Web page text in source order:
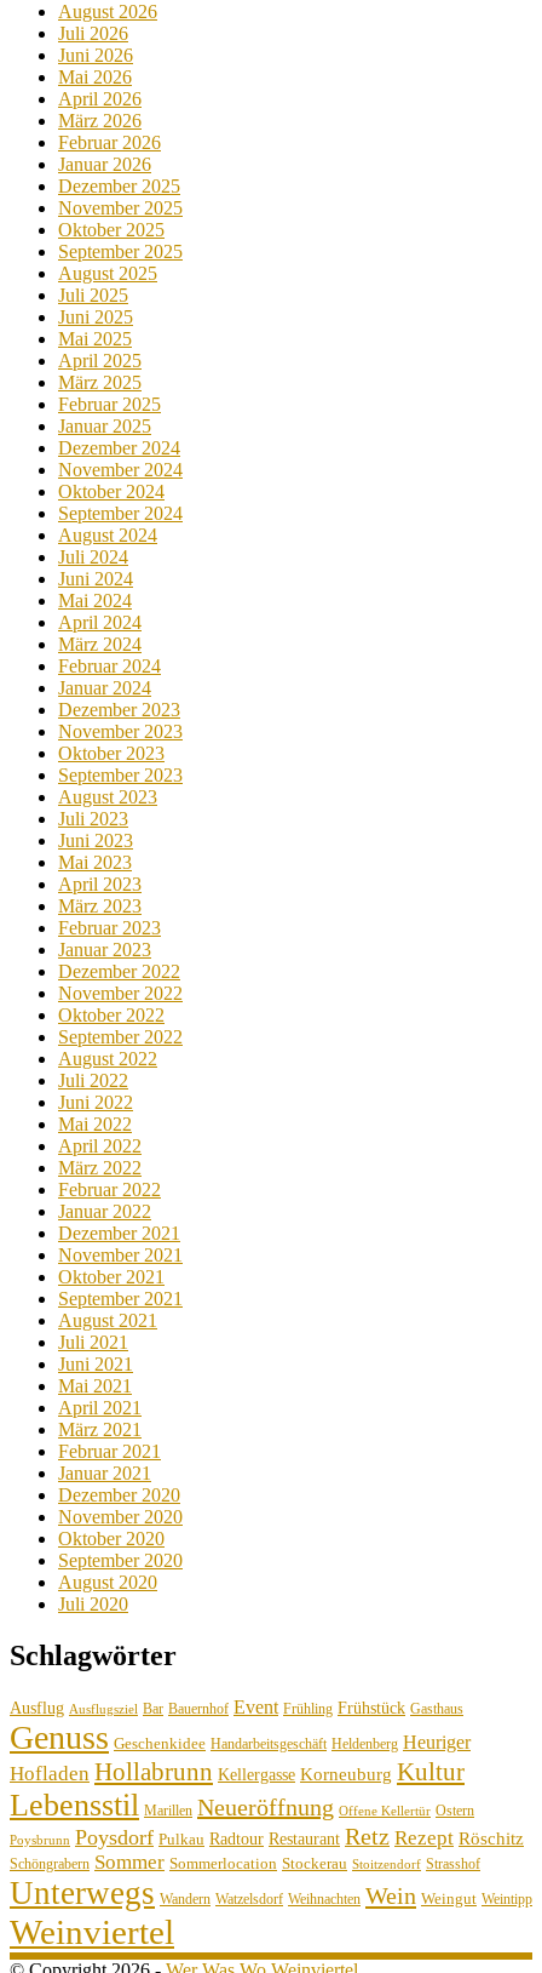
August 2026
Juli 2026
Juni 2026
Mai 2026
April 2026
März 2026
Februar 2026
Januar 2026
Dezember 2025
November 2025
Oktober 2025
September 2025
August 2025
Juli 2025
Juni 2025
Mai 2025
April 2025
März 2025
Februar 2025
Januar 2025
Dezember 2024
November 2024
Oktober 2024
September 2024
August 2024
Juli 2024
Juni 2024
Mai 2024
April 2024
März 2024
Februar 2024
Januar 2024
Dezember 2023
November 2023
Oktober 2023
September 2023
August 2023
Juli 2023
Juni 2023
Mai 2023
April 2023
März 2023
Februar 2023
Januar 2023
Dezember 2022
November 2022
Oktober 2022
September 2022
August 2022
Juli 2022
Juni 2022
Mai 2022
April 2022
März 2022
Februar 2022
Januar 2022
Dezember 2021
November 2021
Oktober 2021
September 2021
August 2021
Juli 2021
Juni 2021
Mai 2021
April 2021
März 2021
Februar 2021
Januar 2021
Dezember 2020
November 2020
Oktober 2020
September 2020
August 2020
Juli 2020
Schlagwörter
Ausflug Ausflugsziel Bar Bauernhof Event Frühling Frühstück Gasthaus
Genuss Geschenkidee Handarbeitsgeschäft Heldenberg Heuriger
Hofladen Hollabrunn Kellergasse Korneuburg Kultur
Lebensstil Marillen Neueröffnung Offene Kellertür Ostern
Poysbrunn Poysdorf Pulkau Radtour Restaurant Retz Rezept Röschitz
Schöngrabern Sommer Sommerlocation Stockerau Stoitzendorf Strasshof
Unterwegs Wandern Watzelsdorf Weihnachten Wein Weingut Weintipp
Weinviertel